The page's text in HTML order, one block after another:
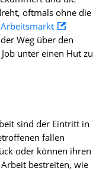
oftmals ohne die
Arbeitsmarkt
Weg über den
unter einen Hut zu
sind der Eintritt in
fallen
oder können ihren
bestreiten, wie